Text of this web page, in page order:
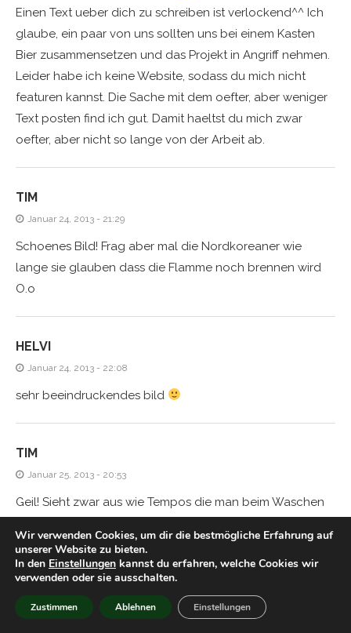
Einen Text ueber dich zu schreiben ist verlockend^^ Ich
glaube, ein paar von uns sollten uns bei einem Kasten
Bier zusammensetzen und das Projekt in Angriff nehmen.
Leider habe ich keine Website, sodass du mich nicht
featuren kannst. Die Sache mit dem oefter, aber weniger
Text posten find ich gut. Damit haeltst du mich zwar
oefter, aber nicht so lange von der Arbeit ab.
TIM
Januar 24, 2013 - 21:29
Schoenes Bild! Frag aber mal die Nordkoreaner wie
lange sie glauben dass die Flamme noch brennen wird
O.o
HELVI
Januar 24, 2013 - 22:08
sehr beeindruckendes bild
TIM
Januar 25, 2013 - 20:53
Geil! Sieht zwar aus wie Tempos die man beim Waschen
erste Schritt zum Nobelpreis. Weiter so!
FRED
Wir verwenden Cookies, um dir die bestmögliche Erfahrung auf
unserer Website zu bieten.
In den Einstellungen kannst du erfahren, welche Cookies wir
verwenden oder sie ausschalten.
Zustimmen Ablehnen Einstellungen